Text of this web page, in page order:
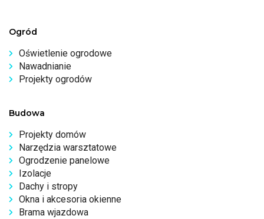
Ogród
Oświetlenie ogrodowe
Nawadnianie
Projekty ogrodów
Budowa
Projekty domów
Narzędzia warsztatowe
Ogrodzenie panelowe
Izolacje
Dachy i stropy
Okna i akcesoria okienne
Brama wjazdowa